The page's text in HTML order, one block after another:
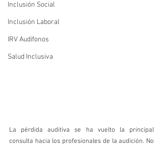
Inclusión Social
Inclusión Laboral
IRV Audífonos
Salud Inclusiva
La pérdida auditiva se ha vuelto la principal
consulta hacia los profesionales de la audición. No